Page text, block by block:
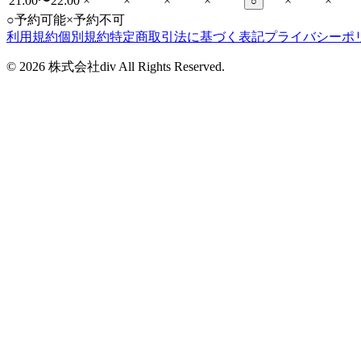
○予約可能×予約不可
利用規約個別規約特定商取引法に基づく表記プライバシーポ
© 2026 株式会社div All Rights Reserved.